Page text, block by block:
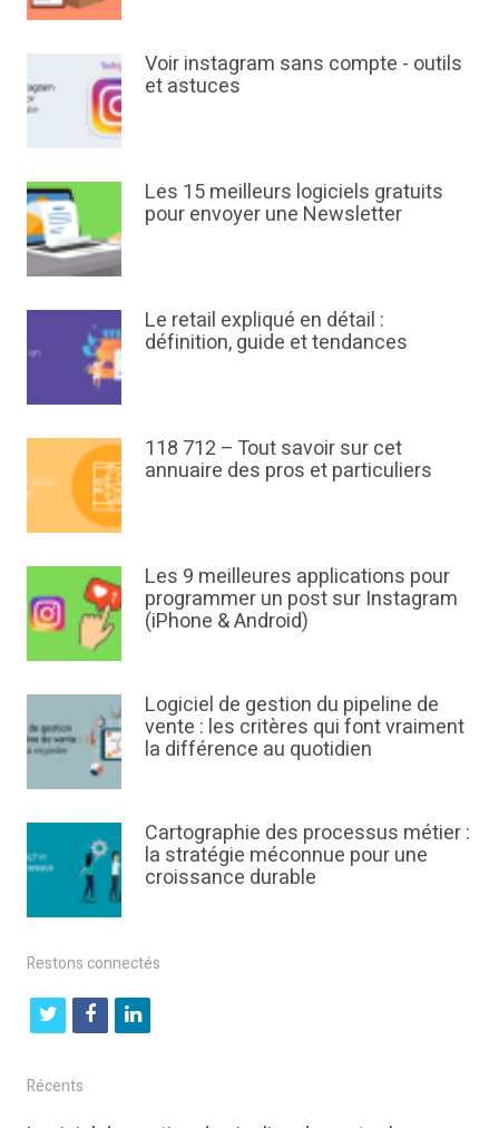
Voir instagram sans compte - outils
et astuces
Les 15 meilleurs logiciels gratuits
pour envoyer une Newsletter
Le retail expliqué en détail :
définition, guide et tendances
118 712 – Tout savoir sur cet
annuaire des pros et particuliers
Les 9 meilleures applications pour
programmer un post sur Instagram
(iPhone & Android)
Logiciel de gestion du pipeline de
vente : les critères qui font vraiment
la différence au quotidien
Cartographie des processus métier :
la stratégie méconnue pour une
croissance durable
Restons connectés
t
i
t
f
l
Récents